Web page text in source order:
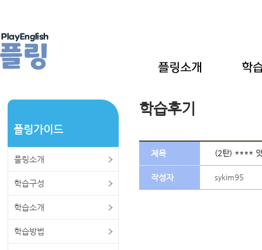
플링가이드
플링소개
학습구성
학습소개
학습방법
학습후기
제목 (2탄) **** 앗
작성자 sykim95